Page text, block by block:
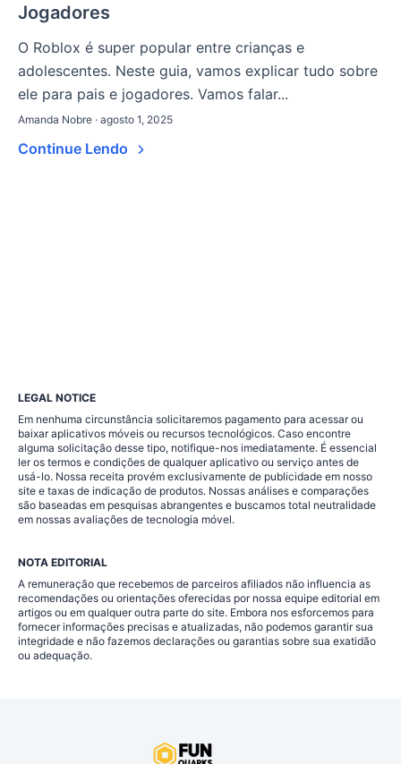
Jogadores
O Roblox é super popular entre crianças e
adolescentes. Neste guia, vamos explicar tudo sobre
ele para pais e jogadores. Vamos falar...
Amanda Nobre · agosto 1, 2025
Continue Lendo
LEGAL NOTICE
Em nenhuma circunstância solicitaremos pagamento para acessar ou
baixar aplicativos móveis ou recursos tecnológicos. Caso encontre
alguma solicitação desse tipo, notifique-nos imediatamente. É essencial
ler os termos e condições de qualquer aplicativo ou serviço antes de
usá-lo. Nossa receita provém exclusivamente de publicidade em nosso
site e taxas de indicação de produtos. Nossas análises e comparações
são baseadas em pesquisas abrangentes e buscamos total neutralidade
em nossas avaliações de tecnologia móvel.
NOTA EDITORIAL
A remuneração que recebemos de parceiros afiliados não influencia as
recomendações ou orientações oferecidas por nossa equipe editorial em
artigos ou em qualquer outra parte do site. Embora nos esforcemos para
fornecer informações precisas e atualizadas, não podemos garantir sua
integridade e não fazemos declarações ou garantias sobre sua exatidão
ou adequação.